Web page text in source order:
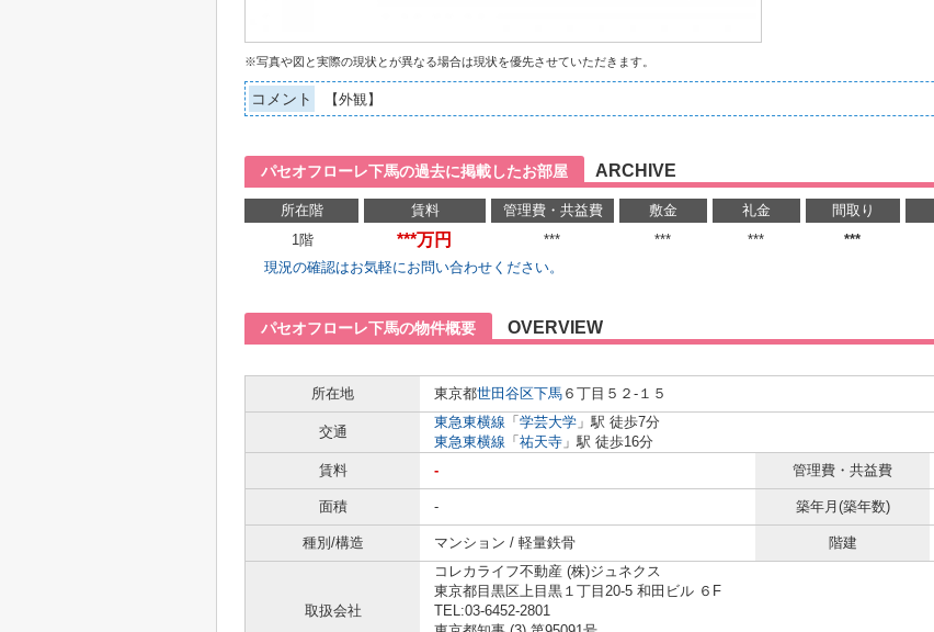
※写真や図と実際の現状とが異なる場合は現状を優先させていただきます。
コメント 【外観】
パセオフローレ下馬の過去に掲載したお部屋 ARCHIVE
所在階 賃料 管理費・共益費 敷金 礼金 間取り
1階
***万円 *** *** *** ***
現況の確認はお気軽にお問い合わせください。
パセオフローレ下馬の物件概要 OVERVIEW
所在地
東京都世田谷区下馬 ６丁目５２-１５
交通
東急東横線 「 学芸大学 」駅 徒歩7分
東急東横線 「 祐天寺 」駅 徒歩16分
賃料
- 管理費・共益費
面積 - 築年月(築年数)
種別/構造 マンション / 軽量鉄骨 階建
取扱会社
コレカライフ不動産 (株)ジュネクス
東京都目黒区上目黒１丁目20-5 和田ビル ６F
TEL:03-6452-2801